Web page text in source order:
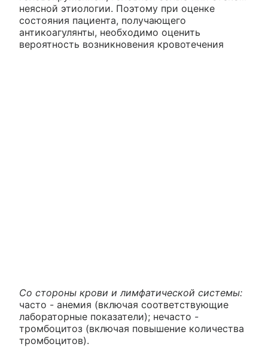
неясной этиологии. Поэтому при оценке
состояния пациента, получающего
антикоагулянты, необходимо оценить
вероятность возникновения кровотечения
Со стороны крови и лимфатической системы:
часто - анемия (включая соответствующие
лабораторные показатели); нечасто -
тромбоцитоз (включая повышение количества
тромбоцитов).